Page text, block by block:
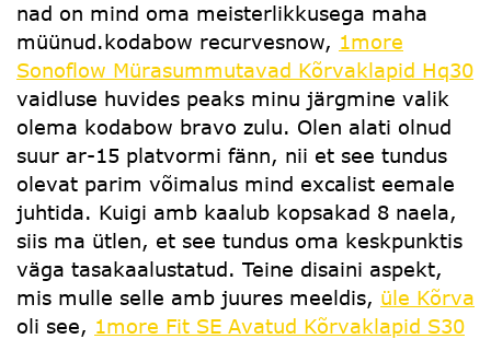
nad on mind oma meisterlikkusega maha
müünud.kodabow recurvesnow, 1more
Sonoflow Mürasummutavad Kõrvaklapid Hq30
vaidluse huvides peaks minu järgmine valik
olema kodabow bravo zulu. Olen alati olnud
suur ar-15 platvormi fänn, nii et see tundus
olevat parim võimalus mind excalist eemale
juhtida. Kuigi amb kaalub kopsakad 8 naela,
siis ma ütlen, et see tundus oma keskpunktis
väga tasakaalustatud. Teine disaini aspekt,
mis mulle selle amb juures meeldis, üle Kõrva
oli see, 1more Fit SE Avatud Kõrvaklapid S30